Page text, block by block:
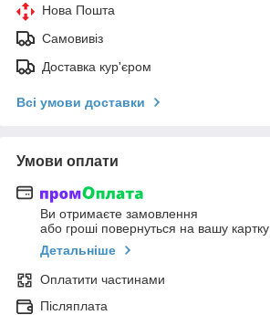
Нова Пошта
Самовивіз
Доставка кур'єром
Всі умови доставки
Умови оплати
Ви отримаєте замовлення
або гроші повернуться на вашу картку
Детальніше
Оплатити частинами
Післяплата